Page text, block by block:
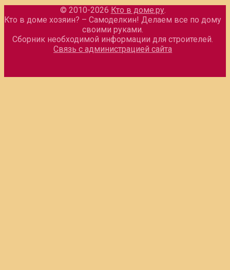
© 2010-2026 Кто в доме.ру.
Кто в доме хозяин? – Самоделкин! Делаем все по дому
своими руками.
Сборник необходимой информации для строителей.
Связь с администрацией сайта